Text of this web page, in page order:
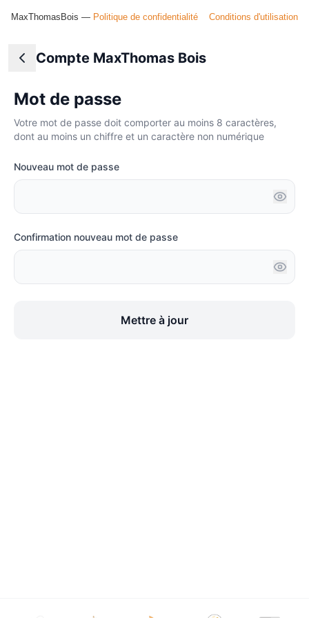
MaxThomasBois — Politique de confidentialité Conditions d'utilisation
Compte MaxThomas Bois
Mot de passe
Votre mot de passe doit comporter au moins 8 caractères,
dont au moins un chiffre et un caractère non numérique
Nouveau mot de passe
Confirmation nouveau mot de passe
Mettre à jour